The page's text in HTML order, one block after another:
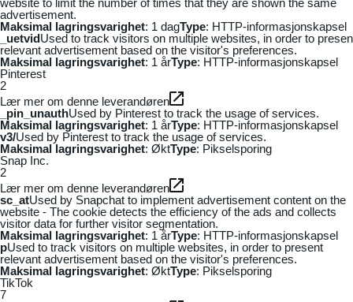
advertisement.
Maksimal lagringsvarighet: 1 dagType: HTTP-informasjonskapsel
_uetvidUsed to track visitors on multiple websites, in order to
relevant advertisement based on the visitor's preferences.
Maksimal lagringsvarighet: 1 årType: HTTP-informasjonskapsel
Pinterest
2
Lær mer om denne leverandøren
_pin_unauthUsed by Pinterest to track the usage of services.
Maksimal lagringsvarighet: 1 årType: HTTP-informasjonskapsel
v3/Used by Pinterest to track the usage of services.
Maksimal lagringsvarighet: ØktType: Pikselsporing
Snap Inc.
2
Lær mer om denne leverandøren
sc_atUsed by Snapchat to implement advertisement content on the
website - The cookie detects the efficiency of the ads and collects
visitor data for further visitor segmentation.
Maksimal lagringsvarighet: 1 årType: HTTP-informasjonskapsel
pUsed to track visitors on multiple websites, in order to present
relevant advertisement based on the visitor's preferences.
Maksimal lagringsvarighet: ØktType: Pikselsporing
TikTok
7